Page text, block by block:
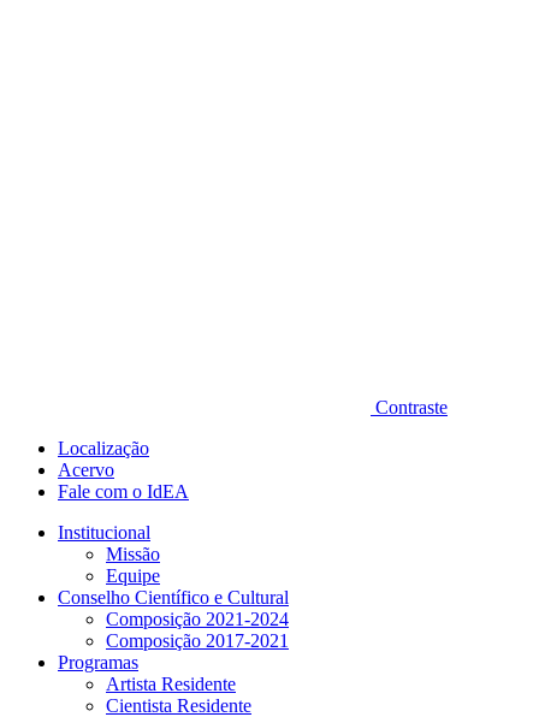
Contraste
Localização
Acervo
Fale com o IdEA
Institucional
Missão
Equipe
Conselho Científico e Cultural
Composição 2021-2024
Composição 2017-2021
Programas
Artista Residente
Cientista Residente